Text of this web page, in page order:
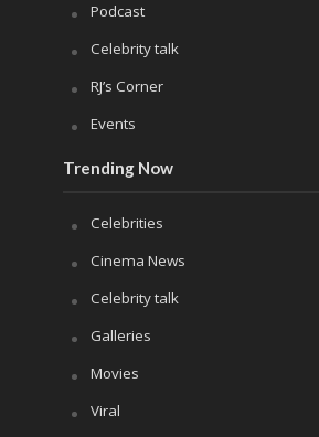
Podcast
Celebrity talk
RJ’s Corner
Events
Trending Now
Celebrities
Cinema News
Celebrity talk
Galleries
Movies
Viral